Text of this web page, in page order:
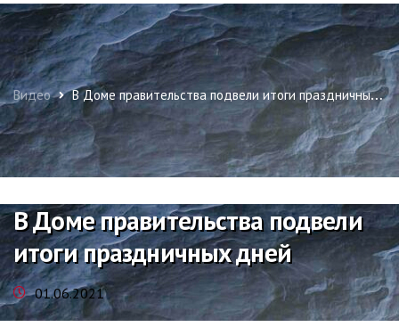
Видео В Доме правительства подвели итоги праздничных дней
В Доме правительства подвели
итоги праздничных дней
01.06.2021